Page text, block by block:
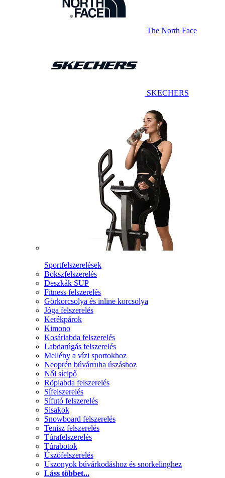
The North Face
SKECHERS
Sportfelszerelések
Bokszfelszerelés
Deszkák SUP
Fitness felszerelés
Görkorcsolya és inline korcsolya
Jóga felszerelés
Kerékpárok
Kimono
Kosárlabda felszerelés
Labdarúgás felszerelés
Mellény a vízi sportokhoz
Neoprén búvárruha úszáshoz
Női sícipő
Röplabda felszerelés
Sífelszerelés
Sífutó felszerelés
Sisakok
Snowboard felszerelés
Tenisz felszerelés
Túrafelszerelés
Túrabotok
Úszófelszerelés
Uszonyok búvárkodáshoz és snorkelinghez
Láss többet...